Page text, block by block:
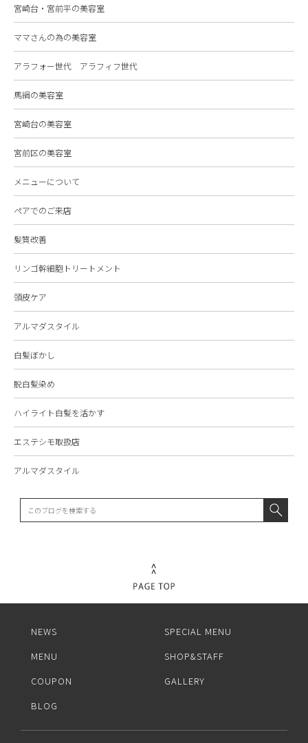
宮崎台・宮前平の美容室
ママさんの為の美容室
アラフォー世代 アラフィフ世代
馬絹の美容室
宮崎台の美容室
宮前区の美容室
メニューについて
ペアでのご来店
髪質改善
リンゴ幹細胞トリートメント
頭皮ケア
アルマダスタイル
白髪ぼかし
脱白髪染め
ハイライト白髪を活かす
エステシモ取扱店
アルマダスタイル
NEWS
SPECIAL MENU
MENU
SHOP&STAFF
COUPON
GALLERY
BLOG